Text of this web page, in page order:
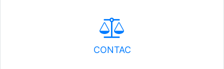
CONTAC